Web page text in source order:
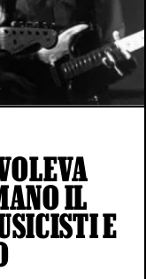
IL
E